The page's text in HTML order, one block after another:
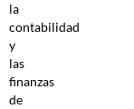
la
contabilidad
y
las
finanzas
de